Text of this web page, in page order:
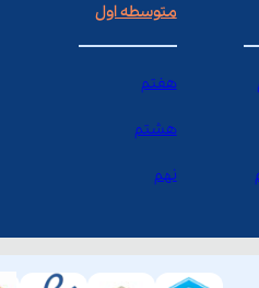
متوسطه اول
هفتم
هشتم
نهم